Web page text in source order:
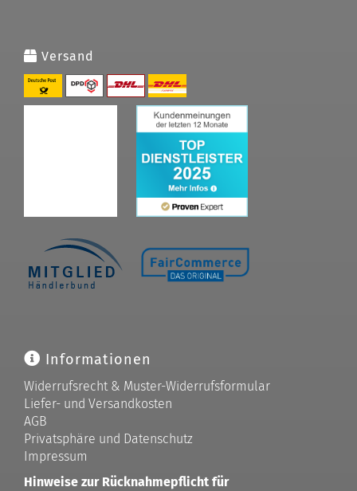
Versand
Informationen
Widerrufsrecht & Muster-Widerrufsformular
Liefer- und Versandkosten
AGB
Privatsphäre und Datenschutz
Impressum
Hinweise zur Rücknahmepflicht für